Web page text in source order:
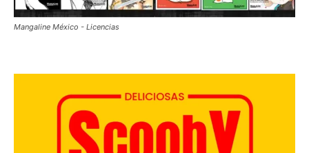
Mangaline México - Licencias